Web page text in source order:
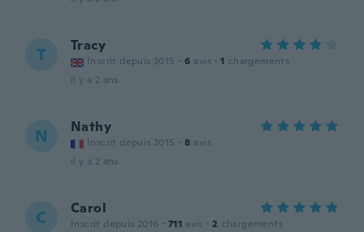
T Tracy
Inscrit depuis 2015 · 6 avis · 1 chargements
il y a 2 ans
N Nathy
Inscrit depuis 2015 · 8 avis
il y a 2 ans
C Carol
Inscrit depuis 2016 · 711 avis · 2 chargements